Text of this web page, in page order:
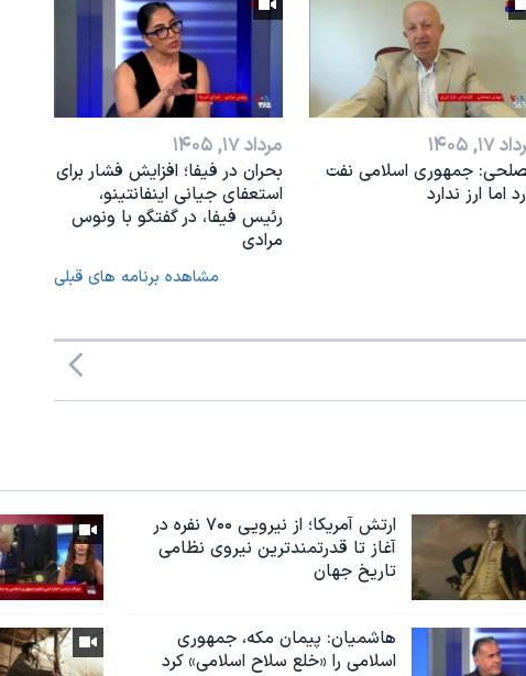
۱۷, ۱۴۰۵
جمهوری اسلامی نفت
اما ارز ندارد
مرداد ۱۷, ۱۴۰۵
بحران در فیفا؛ افزایش فشار برای
استعفای جیانی اینفانتینو،
رئیس فیفا، در گفتگو با ونوس
مرادی
مشاهده برنامه های قبلی
ارتش آمریکا؛ از نيرویی ۷۰۰ نفره در
آغاز تا قدرتمندترین نیروی نظامی
تاریخ جهان
هاشمیان: پیمان مکه، جمهوری
اسلامی را «خلع سلاح اسلامی» کرد